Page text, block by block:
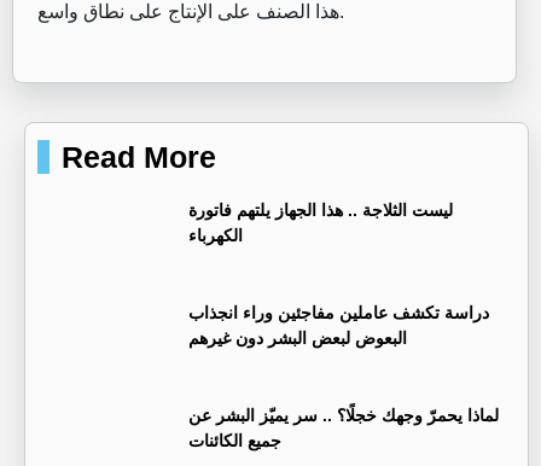
هذا الصنف على الإنتاج على نطاق واسع.
Read More
ليست الثلاجة .. هذا الجهاز يلتهم فاتورة
الكهرباء
دراسة تكشف عاملين مفاجئين وراء انجذاب
البعوض لبعض البشر دون غيرهم
لماذا يحمرّ وجهك خجلًا؟ .. سر يميّز البشر عن
جميع الكائنات